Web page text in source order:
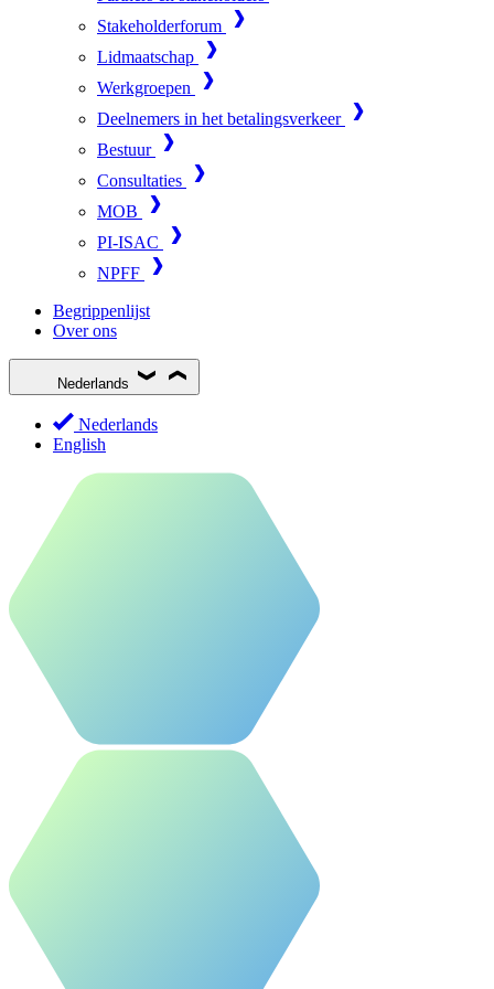
Stakeholderforum
Lidmaatschap
Werkgroepen
Deelnemers in het betalingsverkeer
Bestuur
Consultaties
MOB
PI-ISAC
NPFF
Begrippenlijst
Over ons
Nederlands
Nederlands
English